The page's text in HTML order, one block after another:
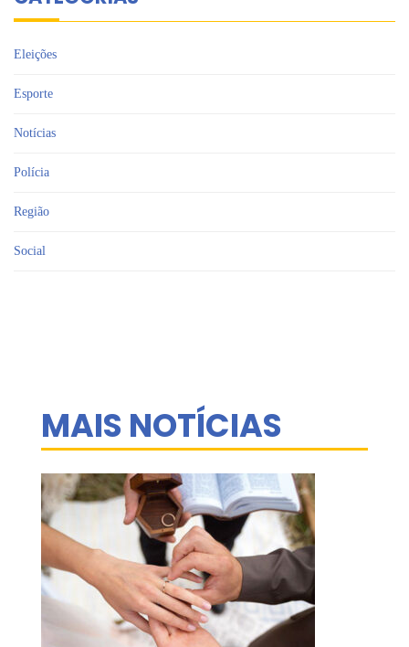
Eleições
Esporte
Notícias
Polícia
Região
Social
MAIS NOTÍCIAS